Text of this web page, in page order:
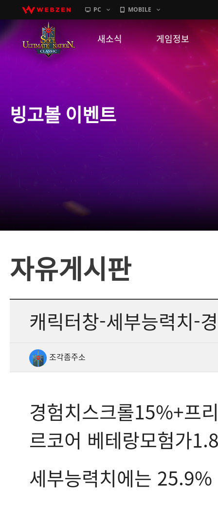
PC MOBILE
새소식
GM노트
게임정보
캐릭터소개
빙고볼 이벤트
자유게시판
캐릭터창-세부능력치-
조각좀주소
경험치스크롤15%+프
르코어 베테랑모험가
세부능력치에는